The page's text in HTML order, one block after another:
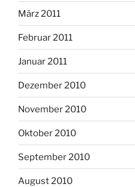
März 2011
Februar 2011
Januar 2011
Dezember 2010
November 2010
Oktober 2010
September 2010
August 2010